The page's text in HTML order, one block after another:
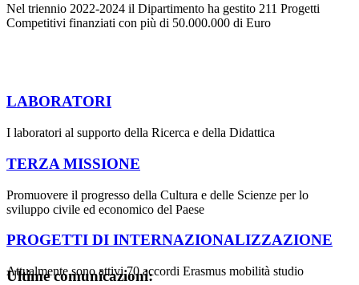
Nel triennio 2022-2024 il Dipartimento ha gestito 211 Progetti
Competitivi finanziati con più di 50.000.000 di Euro
LABORATORI
I laboratori al supporto della Ricerca e della Didattica
TERZA MISSIONE
Promuovere il progresso della Cultura e delle Scienze per lo
sviluppo civile ed economico del Paese
PROGETTI DI INTERNAZIONALIZZAZIONE
Attualmente sono attivi 70 accordi Erasmus mobilità studio
Ultime comunicazioni: